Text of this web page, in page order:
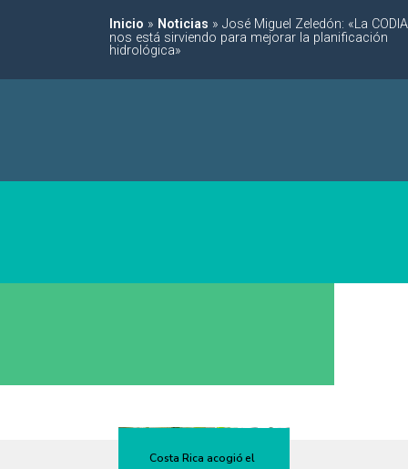
Inicio » Noticias » José Miguel Zeledón: «La CODIA
nos está sirviendo para mejorar la planificación
hidrológica»
Costa Rica acogió el